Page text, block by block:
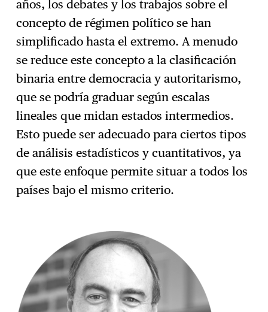
años, los debates y los trabajos sobre el
concepto de régimen político se han
simplificado hasta el extremo. A menudo
se reduce este concepto a la clasificación
binaria entre democracia y autoritarismo,
que se podría graduar según escalas
lineales que midan estados intermedios.
Esto puede ser adecuado para ciertos tipos
de análisis estadísticos y cuantitativos, ya
que este enfoque permite situar a todos los
países bajo el mismo criterio.